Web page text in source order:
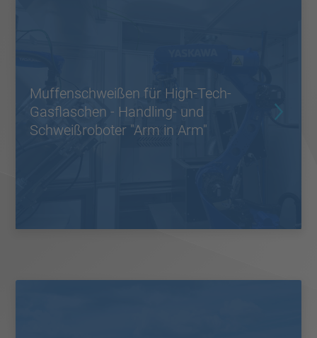
Muffenschweißen für High-Tech-
Gasflaschen - Handling- und
Schweißroboter "Arm in Arm"